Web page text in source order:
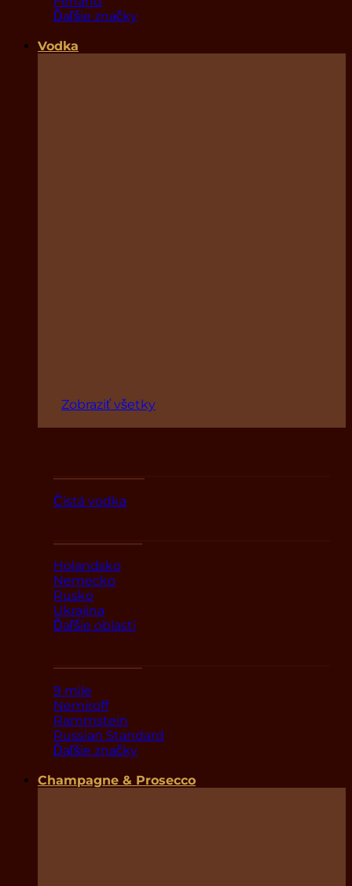
Ďaľšie značky
Vodka
Zobraziť všetky
Čistá vodka
Holandsko
Nemecko
Rusko
Ukrajina
Ďaľšie oblasti
9 mile
Nemiroff
Rammstein
Russian Standard
Ďaľšie značky
Champagne & Prosecco